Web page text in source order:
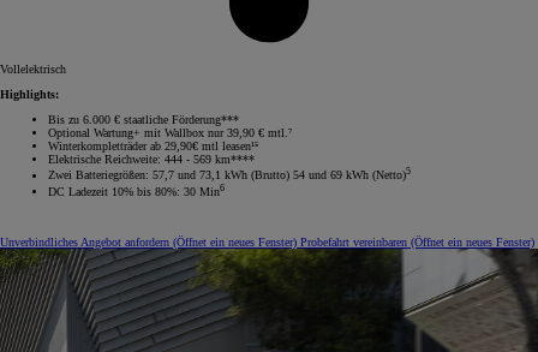
Vollelektrisch
Highlights:
Bis zu 6.000 € staatliche Förderung***
Optional Wartung+ mit Wallbox nur 39,90 € mtl.⁷
Winterkompletträder ab 29,90€ mtl leasen¹⁵
Elektrische Reichweite: 444 - 569 km****
Zwei Batteriegrößen: 57,7 und 73,1 kWh (Brutto) 54 und 69 kWh (Netto)5
DC Ladezeit 10% bis 80%: 30 Min6
Unverbindliches Angebot anfordern (Öffnet ein neues Fenster) Probefahrt vereinbaren (Öffnet ein neues Fenster)